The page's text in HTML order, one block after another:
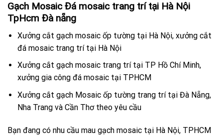
Gạch Mosaic Đá mosaic trang trí tại Hà Nội
TpHcm Đà nẵng
Xưởng cắt gạch mosaic ốp tường tại Hà Nội, xưởng cắt
đá mosaic trang trí tại Hà Nội
Xưởng cắt gạch mosaic trang trí tại TP Hồ Chí Minh,
xưởng gia công đá mosaic tại TPHCM
Xưởng cắt gạch Mosaic ốp tường trang trí tại Đà Nẵng,
Nha Trang và Cần Thơ theo yêu cầu
Bạn đang có nhu cầu mau gạch mosaic tại Hà Nội, TPHCM